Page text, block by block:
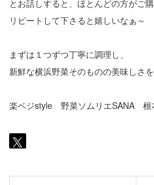
とお話しすると、ほとんどの方がご
リピートして下さると嬉しいなぁ～
まずは１つずつ丁寧に調理し、
新鮮な横浜野菜そのものの美味しさ
楽ベジstyle 野菜ソムリエSANA 根